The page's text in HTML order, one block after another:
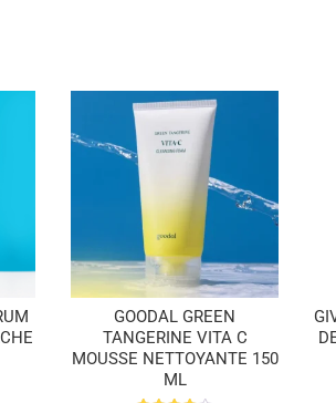
GOODAL GREEN
TANGERINE VITA C
MOUSSE NETTOYANTE 150
ML